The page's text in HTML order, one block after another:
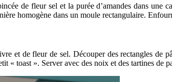
de fleur sel et la purée d’amandes dans
homogène dans un moule rectangulaire.
et de fleur de sel. Découper des rectangles
« toast ». Server avec des noix et des tartines de